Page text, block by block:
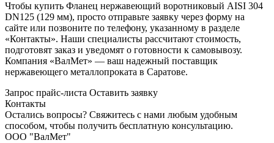
Чтобы купить Фланец нержавеющий воротниковый AISI 304
DN125 (129 мм), просто отправьте заявку через форму на
сайте или позвоните по телефону, указанному в разделе
«Контакты». Наши специалисты рассчитают стоимость,
подготовят заказ и уведомят о готовности к самовывозу.
Компания «ВалМет» — ваш надежный поставщик
нержавеющего металлопроката в Саратове.
Запрос прайс-листа Оставить заявку
Контакты
Остались вопросы? Свяжитесь с нами любым удобным
способом, чтобы получить бесплатную консультацию.
ООО "ВалМет"